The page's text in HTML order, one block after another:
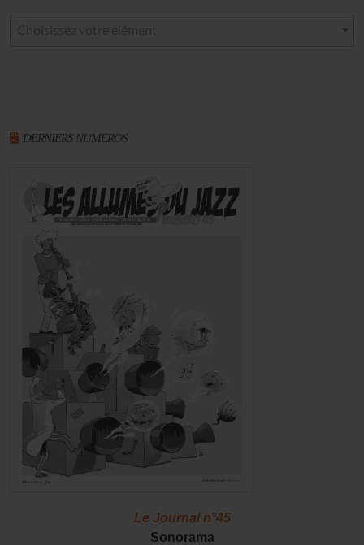
DERNIERS NUMÉROS
Le Journal n°45
Sonorama